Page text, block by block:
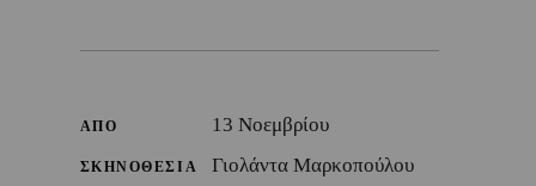
ΑΠΟ 13 Νοεμβρίου
ΣΚΗΝΟΘΕΣΙΑ Γιολάντα Μαρκοπούλου